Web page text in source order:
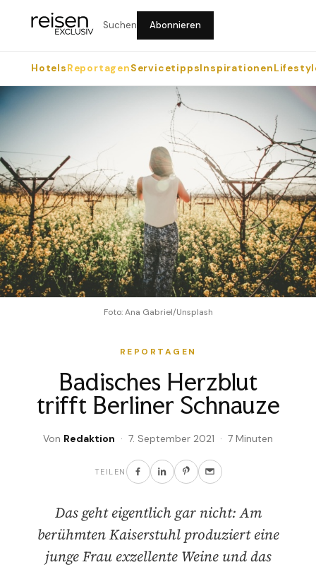
Suchen Abonnieren
HotelsReportagenServicetippsInspirationen
Foto: Ana Gabriel/Unsplash
REPORTAGEN
Badisches Herzblut
trifft Berliner Schnauze
Von Redaktion · 7. September 2021 · 7 Minuten
TEILEN
Das geht eigentlich gar nicht: Am
berühmten Kaiserstuhl produziert eine
junge Frau exzellente Weine und das